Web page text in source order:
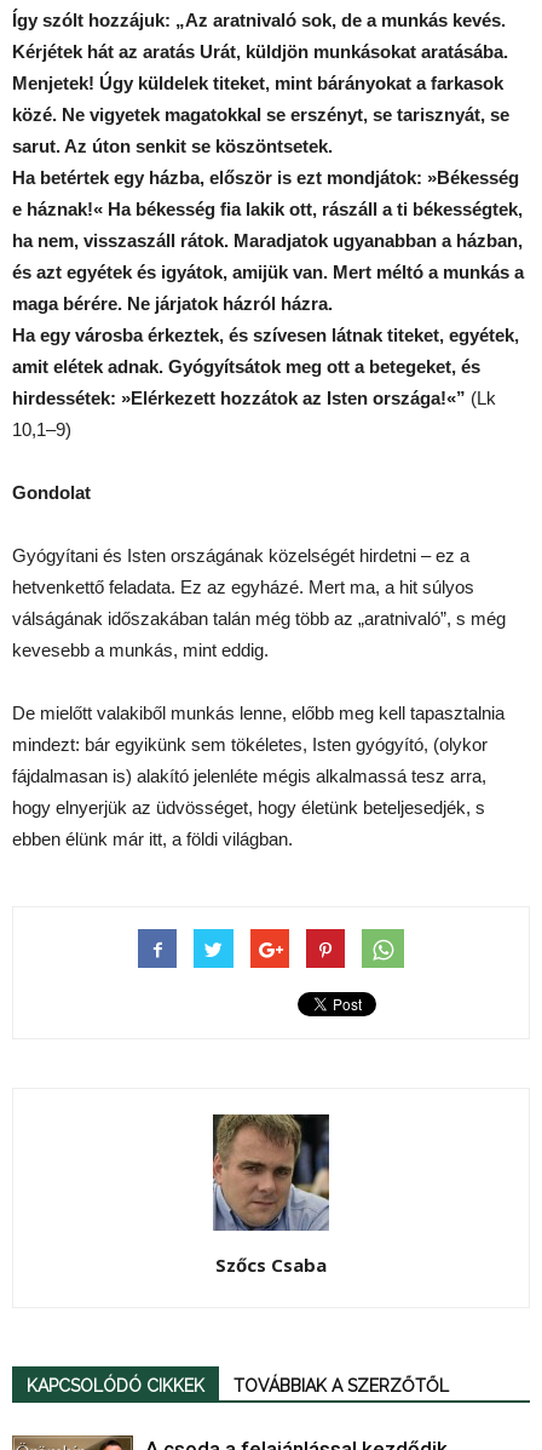
Így szólt hozzájuk: „Az aratnivaló sok, de a munkás kevés.
Kérjétek hát az aratás Urát, küldjön munkásokat aratásába.
Menjetek! Úgy küldelek titeket, mint bárányokat a farkasok
közé. Ne vigyetek magatokkal se erszényt, se tarisznyát, se
sarut. Az úton senkit se köszöntsetek.
Ha betértek egy házba, először is ezt mondjátok: »Békesség
e háznak!« Ha békesség fia lakik ott, rászáll a ti békességtek,
ha nem, visszaszáll rátok. Maradjatok ugyanabban a házban,
és azt egyétek és igyátok, amijük van. Mert méltó a munkás a
maga bérére. Ne járjatok házról házra.
Ha egy városba érkeztek, és szívesen látnak titeket, egyétek,
amit elétek adnak. Gyógyítsátok meg ott a betegeket, és
hirdessétek: »Elérkezett hozzátok az Isten országa!«” (Lk
10,1–9)
Gondolat
Gyógyítani és Isten országának közelségét hirdetni – ez a
hetvenkettő feladata. Ez az egyházé. Mert ma, a hit súlyos
válságának időszakában talán még több az „aratnivaló”, s még
kevesebb a munkás, mint eddig.
De mielőtt valakiből munkás lenne, előbb meg kell tapasztalnia
mindezt: bár egyikünk sem tökéletes, Isten gyógyító, (olykor
fájdalmasan is) alakító jelenléte mégis alkalmassá tesz arra,
hogy elnyerjük az üdvösséget, hogy életünk beteljesedjék, s
ebben élünk már itt, a földi világban.
Szőcs Csaba
KAPCSOLÓDÓ CIKKEK TOVÁBBIAK A SZERZŐTŐL